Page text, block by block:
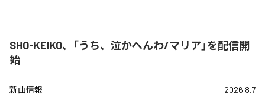
SHO-KEIKO、「うち、泣かへんわ/マリア」を配信開
始
新曲情報 2026.8.7